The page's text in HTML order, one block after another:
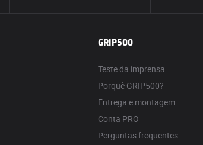
GRIP500
Teste da imprensa
Porquê GRIP500?
Entrega e montagem
Conta PRO
Perguntas frequentes